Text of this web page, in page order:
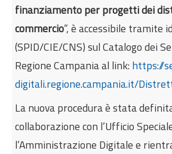
finanziamento per progetti dei
commercio”, è accessibile tramite
(SPID/CIE/CNS) sul Catalogo dei
Regione Campania al link: https://
digitali.regione.campania.it/
La nuova procedura è stata
collaborazione con l’Ufficio
l’Amministrazione Digitale e